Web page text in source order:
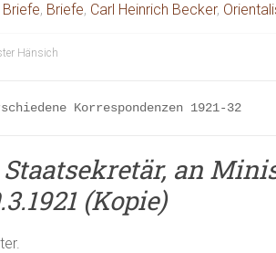
Briefe, Briefe, Carl Heinrich Becker,
Hänsich
Korrespondenzen 1921-32
Staatsekretär, an
(Kopie)